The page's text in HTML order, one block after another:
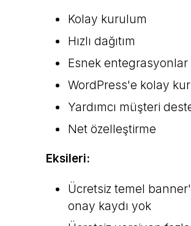
Kolay kurulum
Hızlı dağıtım
Esnek entegrasyonlar
WordPress'e kolay
Yardımcı müşteri
Net özelleştirme
Eksileri:
Ücretsiz temel
onay kaydı yok